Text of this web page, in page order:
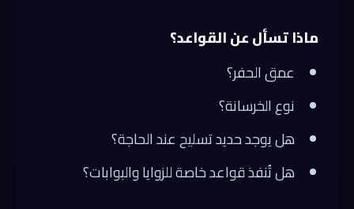
ماذا تسأل عن القواعد؟
عمق الحفر؟
نوع الخرسانة؟
هل يوجد حديد تسليح عند الحاجة؟
هل تُنفذ قواعد خاصة للزوايا والبوابات؟